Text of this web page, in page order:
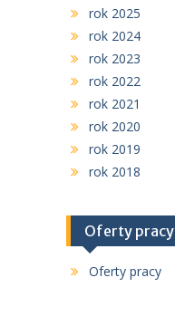
rok 2025
rok 2024
rok 2023
rok 2022
rok 2021
rok 2020
rok 2019
rok 2018
Oferty pracy
Oferty pracy